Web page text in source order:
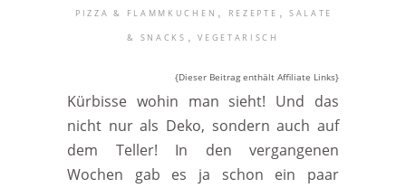
PIZZA & FLAMMKUCHEN , REZEPTE , SALATE
& SNACKS , VEGETARISCH
{Dieser Beitrag enthält Affiliate Links}
Kürbisse wohin man sieht! Und das
nicht nur als Deko, sondern auch auf
dem Teller! In den vergangenen
Wochen gab es ja schon ein paar